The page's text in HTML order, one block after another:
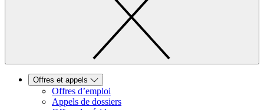
Offres et appels
Offres d’emploi
Appels de dossiers